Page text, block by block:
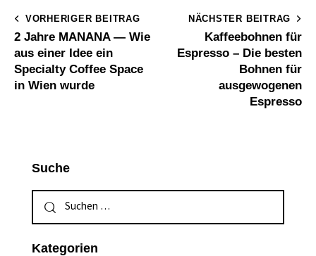
VORHERIGER BEITRAG
2 Jahre MANANA — Wie
aus einer Idee ein
Specialty Coffee Space
in Wien wurde
NÄCHSTER BEITRAG
Kaffeebohnen für
Espresso – Die besten
Bohnen für
ausgewogenen
Espresso
Suche
Kategorien